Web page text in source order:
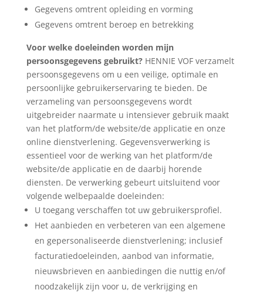
Gegevens omtrent opleiding en vorming
Gegevens omtrent beroep en betrekking
Voor welke doeleinden worden mijn
persoonsgegevens gebruikt?HENNIE VOF verzamelt
persoonsgegevens om u een veilige, optimale en
persoonlijke gebruikerservaring te bieden. De
verzameling van persoonsgegevens wordt
uitgebreider naarmate u intensiever gebruik maakt
van het platform/de website/de applicatie en onze
online dienstverlening. Gegevensverwerking is
essentieel voor de werking van het platform/de
website/de applicatie en de daarbij horende
diensten. De verwerking gebeurt uitsluitend voor
volgende welbepaalde doeleinden:
U toegang verschaffen tot uw gebruikersprofiel.
Het aanbieden en verbeteren van een algemene
en gepersonaliseerde dienstverlening; inclusief
facturatiedoeleinden, aanbod van informatie,
nieuwsbrieven en aanbiedingen die nuttig en/of
noodzakelijk zijn voor u, de verkrijging en